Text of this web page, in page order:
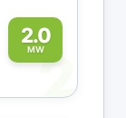
2.0
MW2